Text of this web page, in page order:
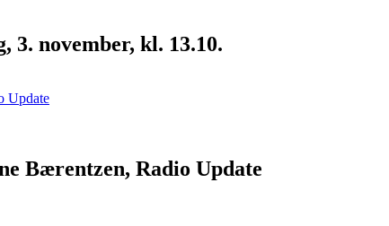
november, kl. 13.10.
Bærentzen, Radio Update